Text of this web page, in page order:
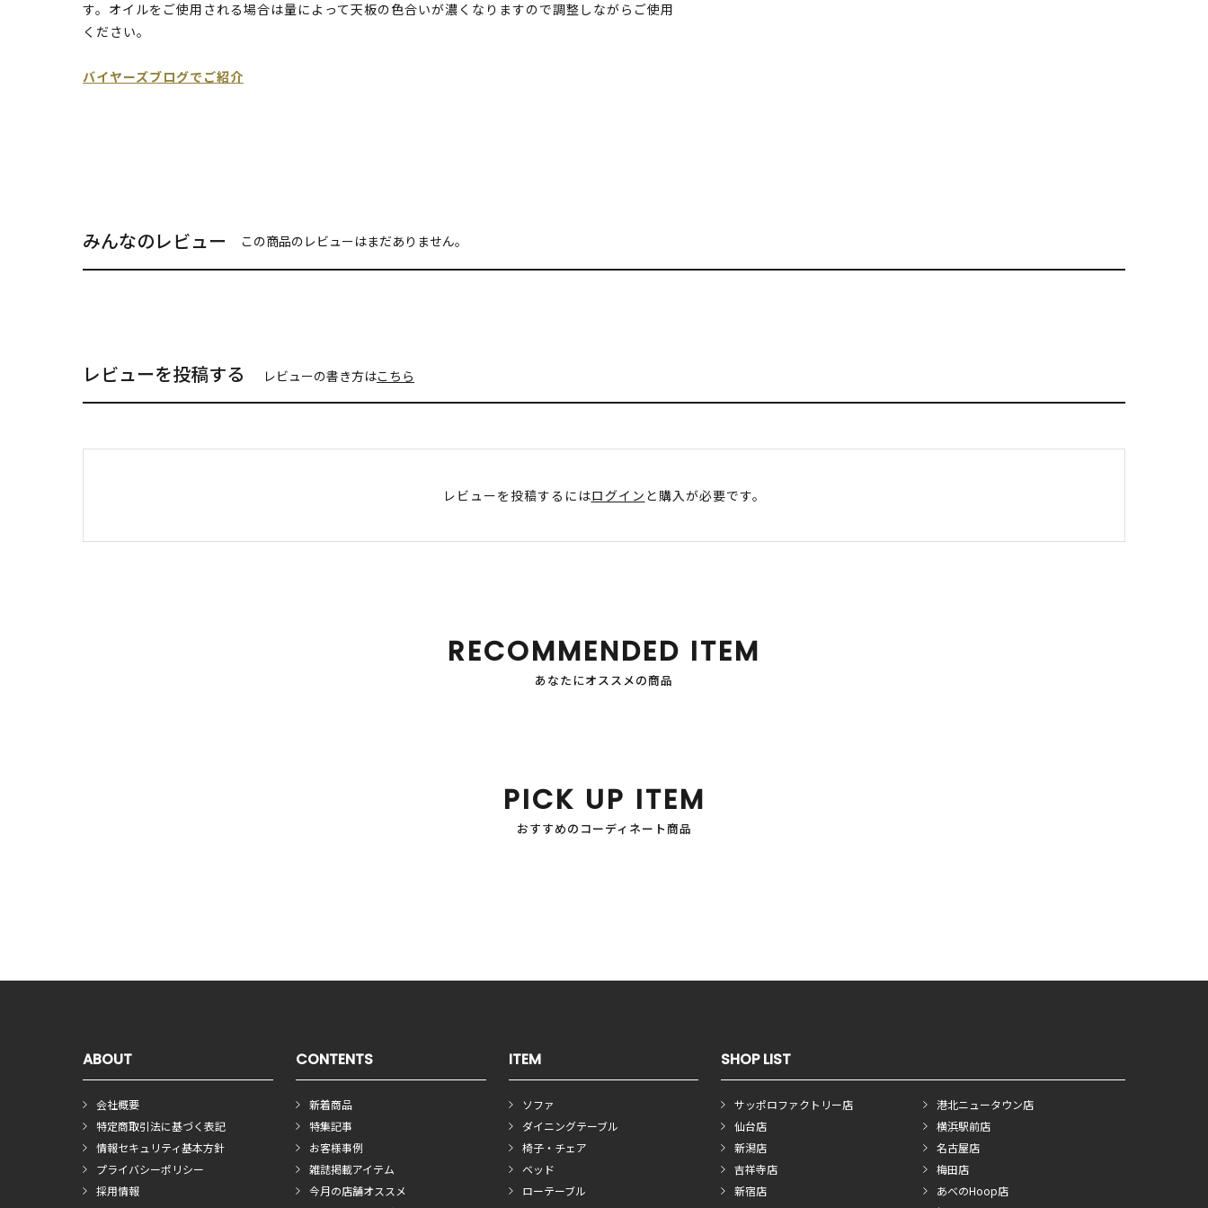
す。オイルをご使用される場合は量によって天板の色合いが濃くなりますので調整しながらご使用
ください。
バイヤーズブログでご紹介
みんなのレビュー この商品のレビューはまだありません。
レビューを投稿する レビューの書き方はこちら
レビューを投稿するにはログイン と購入が必要です。
RECOMMENDED ITEM
あなたにオススメの商品
PICK UP ITEM
おすすめのコーディネート商品
ABOUT
会社概要
特定商取引法に基づく表記
情報セキュリティ基本方針
プライバシーポリシー
採用情報
CONTENTS
新着商品
特集記事
お客様事例
雑誌掲載アイテム
今月の店舗オススメ
ITEM
ソファ
ダイニングテーブル
椅子・チェア
ベッド
ローテーブル
SHOP LIST
サッポロファクトリー店
仙台店
新潟店
吉祥寺店
新宿店
港北ニュータウン店
横浜駅前店
名古屋店
梅田店
あべのHoop店